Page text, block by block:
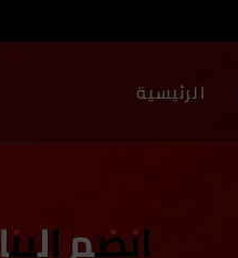
الرئيسية
إنضم إلينا